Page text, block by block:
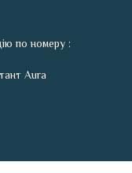
по номеру :
Aura